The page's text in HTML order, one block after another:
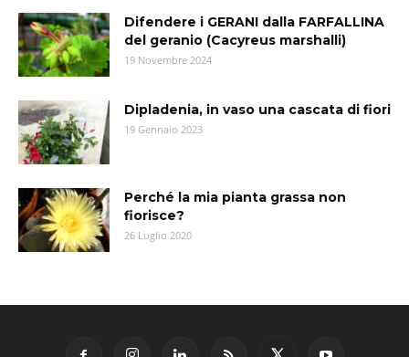
Difendere i GERANI dalla FARFALLINA
del geranio (Cacyreus marshalli)
19 Novembre 2024
Dipladenia, in vaso una cascata di fiori
19 Gennaio 2023
Perché la mia pianta grassa non
fiorisce?
26 Luglio 2020